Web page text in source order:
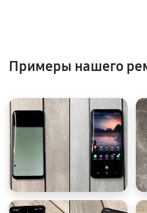
Примеры нашего